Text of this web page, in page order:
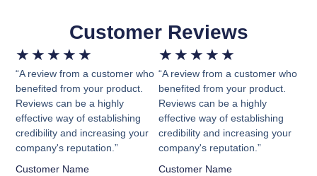
Customer Reviews
★ ★ ★ ★ ★
“A review from a customer who
benefited from your product.
Reviews can be a highly
effective way of establishing
credibility and increasing your
company's reputation.”
Customer Name
★ ★ ★ ★ ★
“A review from a customer who
benefited from your product.
Reviews can be a highly
effective way of establishing
credibility and increasing your
company's reputation.”
Customer Name